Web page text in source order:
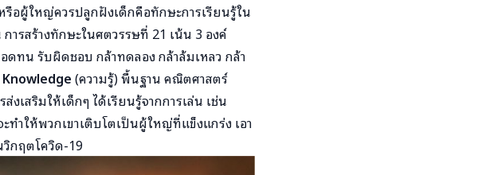
อผู้ใหญ่ควรปลูกฝังเด็กคือทักษะการเรียนรู้ใน
รสร้างทักษะในศตวรรษที่ 21 เน้น 3 องค์
ทน รับผิดชอบ กล้าทดลอง กล้าล้มเหลว กล้า
Knowledge(ความรู้) พื้นฐาน คณิตศาสตร์
เสริมให้เด็กๆ ได้เรียนรู้จากการเล่น เช่น
ทำให้พวกเขาเติบโตเป็นผู้ใหญ่ที่แข็งแกร่ง เอา
กฤตโควิด-19